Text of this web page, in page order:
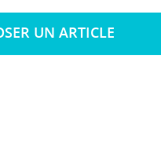
UN ARTICLE